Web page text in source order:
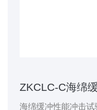
ZKCLC-C海绵
海绵缓冲性能冲击